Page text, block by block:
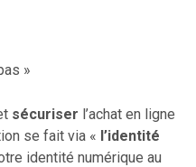
»
sécuriser l’achat en ligne
se fait via « l’identité
identité numérique au